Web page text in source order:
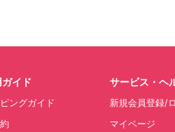
イド
ングガイド
サービス・ヘ
新規会員登録/
マイページ